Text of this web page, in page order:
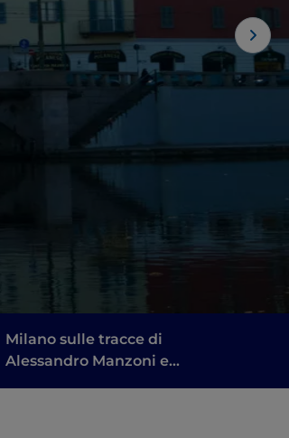
Milano sulle tracce di
Alessandro Manzoni e